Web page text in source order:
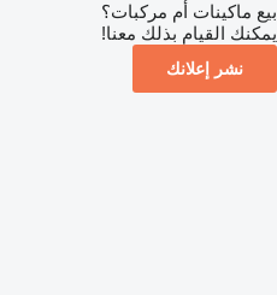
بيع ماكينات أم مركبات؟
يمكنك القيام بذلك معنا!
نشر إعلانك